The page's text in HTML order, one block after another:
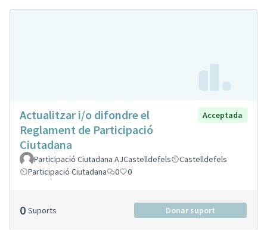
Actualitzar i/o difondre el
Reglament de Participació
Ciutadana
Acceptada
Participació Ciutadana AJCastelldefels
Castelldefels
Participació Ciutadana
0 0
0 Suports Donar suport